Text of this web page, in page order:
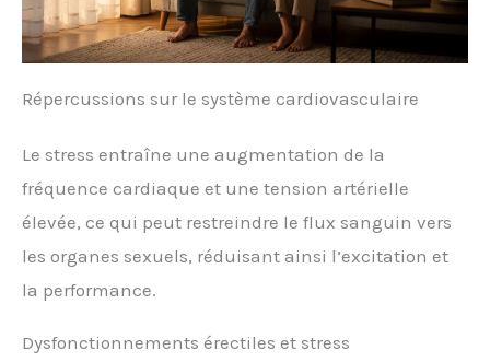
Répercussions sur le système cardiovasculaire
Le stress entraîne une augmentation de la
fréquence cardiaque et une tension artérielle
élevée, ce qui peut restreindre le flux sanguin vers
les organes sexuels, réduisant ainsi l’excitation et
la performance.
Dysfonctionnements érectiles et stress